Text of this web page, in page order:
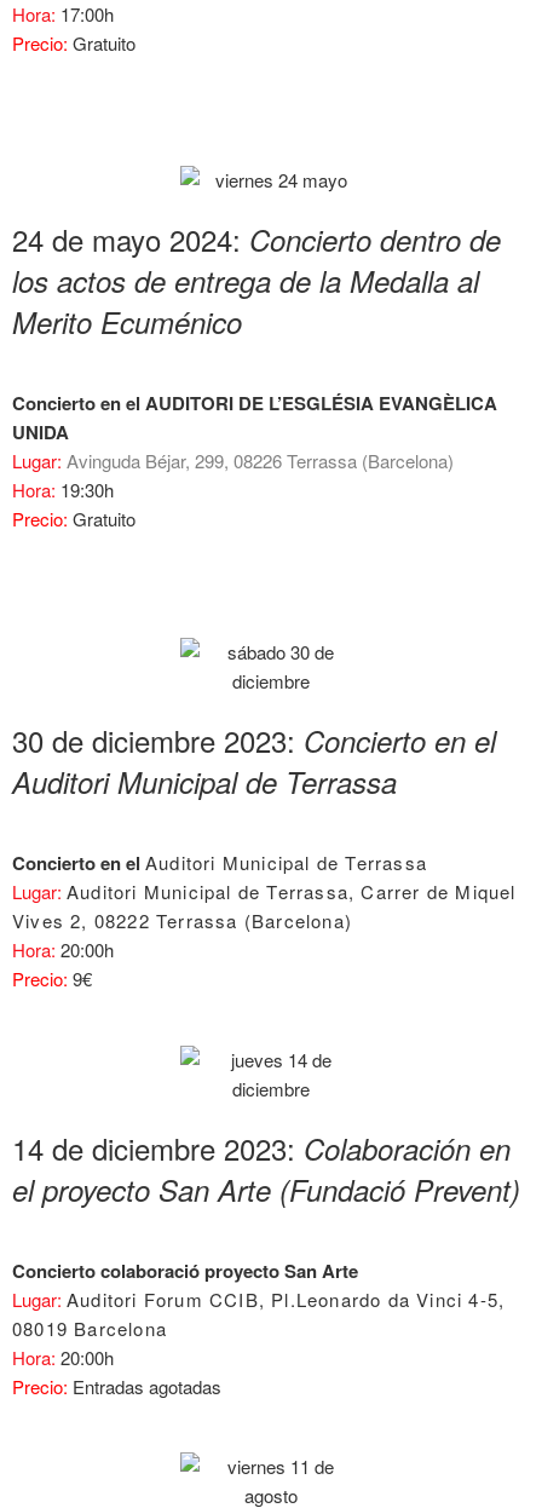
Hora: 17:00h
Precio: Gratuito
24 de mayo 2024: Concierto dentro de
los actos de entrega de la Medalla al
Merito Ecuménico
Concierto en el AUDITORI DE L’ESGLÉSIA EVANGÈLICA
UNIDA
Lugar: Avinguda Béjar, 299, 08226 Terrassa (Barcelona)
Hora: 19:30h
Precio: Gratuito
30 de diciembre 2023: Concierto en el
Auditori Municipal de Terrassa
Concierto en el Auditori Municipal de Terrassa
Lugar: Auditori Municipal de Terrassa, Carrer de Miquel
Vives 2, 08222 Terrassa (Barcelona)
Hora: 20:00h
Precio: 9€
14 de diciembre 2023: Colaboración en
el proyecto San Arte (Fundació Prevent)
Concierto colaboració proyecto San Arte
Lugar: Auditori Forum CCIB, Pl.Leonardo da Vinci 4-5,
08019 Barcelona
Hora: 20:00h
Precio: Entradas agotadas